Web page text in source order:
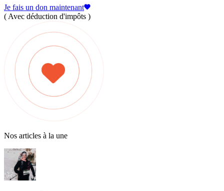
Je fais un don maintenant
( Avec déduction d'impôts )
Nos articles à la une